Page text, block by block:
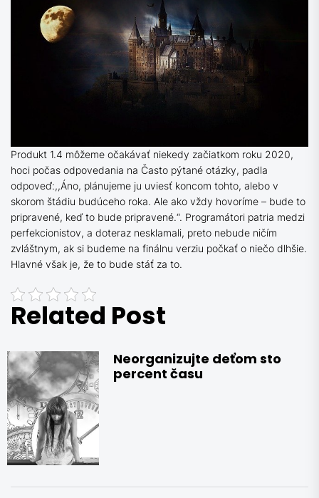
Produkt 1.4 môžeme očakávať niekedy začiatkom roku 2020,
hoci počas odpovedania na Často pýtané otázky, padla
odpoveď:,,Áno, plánujeme ju uviesť koncom tohto, alebo v
skorom štádiu budúceho roka. Ale ako vždy hovoríme – bude to
pripravené, keď to bude pripravené.“. Programátori patria medzi
perfekcionistov, a doteraz nesklamali, preto nebude ničím
zvláštnym, ak si budeme na finálnu verziu počkať o niečo dlhšie.
Hlavné však je, že to bude stáť za to.
Related Post
Neorganizujte deťom sto
percent času